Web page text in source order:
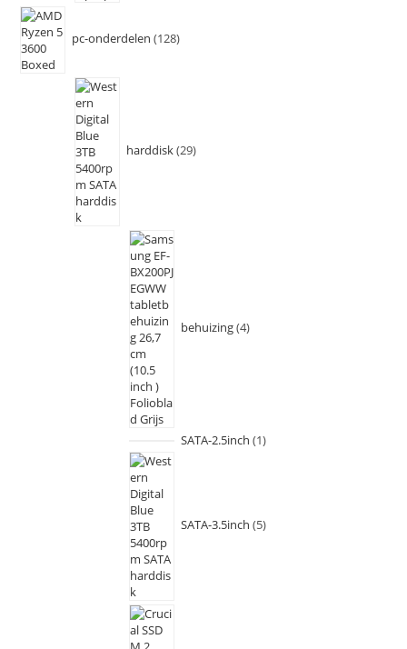
pc-onderdelen 128
harddisk 29
behuizing 4
SATA-2.5inch 1
SATA-3.5inch 5